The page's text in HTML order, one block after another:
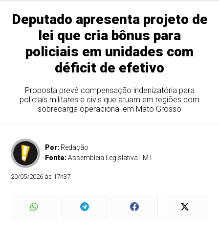
Deputado apresenta projeto de
lei que cria bônus para
policiais em unidades com
déficit de efetivo
Proposta prevê compensação indenizatória para
policiais militares e civis que atuam em regiões com
sobrecarga operacional em Mato Grosso
Por: Redação
Fonte:Assembleia Legislativa - MT
20/05/2026 às 17h37